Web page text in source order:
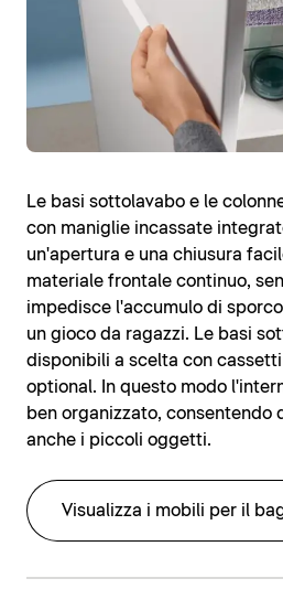
Le basi sottolavabo e le
con maniglie incassate
un'apertura e una chiusura
materiale frontale continuo,
impedisce l'accumulo di
un gioco da ragazzi. Le basi
disponibili a scelta con
optional. In questo modo
ben organizzato, consentendo
anche i piccoli oggetti.
Visualizza i mobili per il